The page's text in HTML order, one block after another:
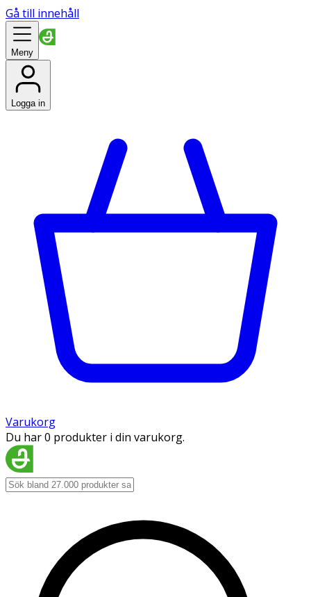
Gå till innehåll
Meny
Logga in
Varukorg
Du har 0 produkter i din varukorg.